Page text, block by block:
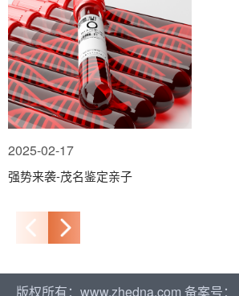
2025-02-17
强势来袭-茂名鉴定亲子
版权所有：www.zhedna.com 备案号：